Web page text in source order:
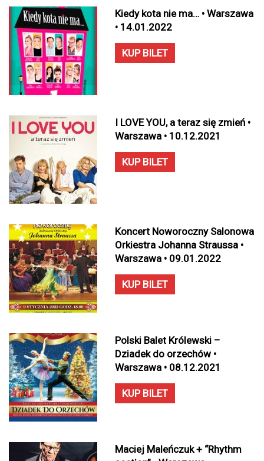
Kiedy kota nie ma… • Warszawa
• 14.01.2022
KUP BILET
I LOVE YOU, a teraz się zmień •
Warszawa • 10.12.2021
KUP BILET
Koncert Noworoczny Salonowa
Orkiestra Johanna Straussa •
Warszawa • 09.01.2022
KUP BILET
Polski Balet Królewski –
Dziadek do orzechów •
Warszawa • 08.12.2021
KUP BILET
Maciej Maleńczuk + “Rhythm